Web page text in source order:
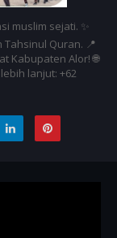
muslim sejati. ✨
Quran. 📍
Kabupaten Alor! 🌐
lanjut: +62